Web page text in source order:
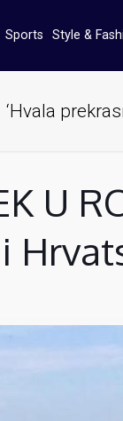
Sports Style &
U